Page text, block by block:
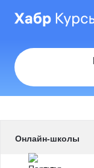
Онлайн-школы